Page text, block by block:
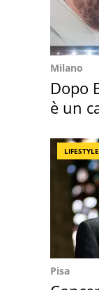
Milano
Dopo
è un
LIFESTYLE
Pisa